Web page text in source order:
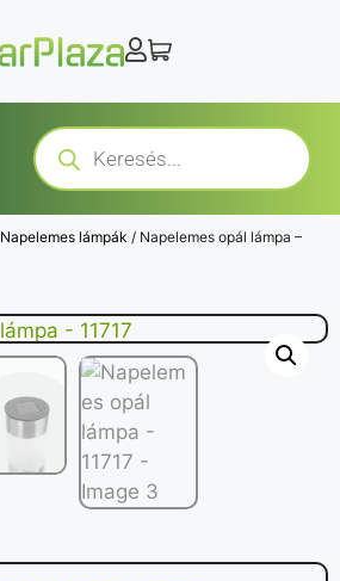
Napelemes lámpák / Napelemes opál lámpa –